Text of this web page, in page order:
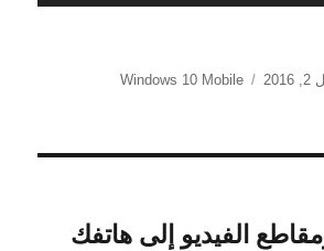
الوسوم
Windows 10 Mobile
الفيديو إلى هاتفك